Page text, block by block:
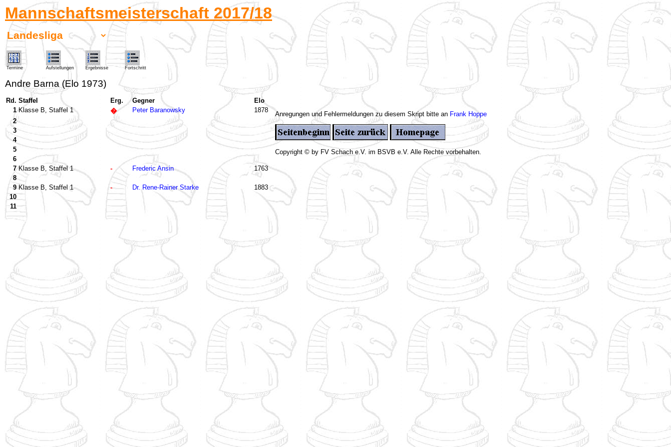
Mannschaftsmeisterschaft 2017/18
Termine Aufstellungen Ergebnisse Fortschritt
Andre Barna (Elo 1973)
Rd. Staffel Erg. Gegner
Elo
1 Klasse B, Staffel 1 � Peter Baranowsky
1878
2
3
4
5
6
7 Klasse B, Staffel 1 - Frederic Ansin
1763
8
9 Klasse B, Staffel 1 - Dr. Rene-Rainer Starke
1883
10
11
Anregungen und Fehlermeldungen zu diesem Skript bitte an Frank Hoppe
Copyright © by FV Schach e.V. im BSVB e.V. Alle Rechte vorbehalten.